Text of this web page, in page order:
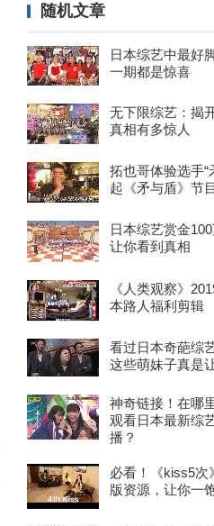
随机文章
日本综艺中最好
一期都是惊喜
无下限综艺：揭
真相有多惊人
拓也哥体验选手“
起《矛与盾》节
日本综艺赏金
让你看到真相
《人类观察》
本路人福利剪辑
看过日本奇葩综
这些萌妹子真是
神奇链接！在哪
观看日本最新综
播？
必看！《kiss5次
版资源，让你一